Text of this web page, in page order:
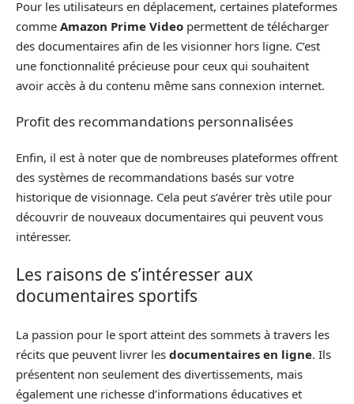
Pour les utilisateurs en déplacement, certaines plateformes
comme Amazon Prime Video permettent de télécharger
des documentaires afin de les visionner hors ligne. C’est
une fonctionnalité précieuse pour ceux qui souhaitent
avoir accès à du contenu même sans connexion internet.
Profit des recommandations personnalisées
Enfin, il est à noter que de nombreuses plateformes offrent
des systèmes de recommandations basés sur votre
historique de visionnage. Cela peut s’avérer très utile pour
découvrir de nouveaux documentaires qui peuvent vous
intéresser.
Les raisons de s’intéresser aux
documentaires sportifs
La passion pour le sport atteint des sommets à travers les
récits que peuvent livrer les documentaires en ligne. Ils
présentent non seulement des divertissements, mais
également une richesse d’informations éducatives et